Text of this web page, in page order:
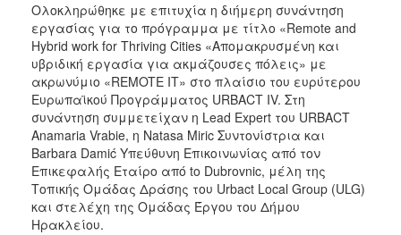
Ολοκληρώθηκε με επιτυχία η διήμερη συνάντηση
εργασίας για το πρόγραμμα με τίτλο «Remote and
Hybrid work for Thriving Cities «Απομακρυσμένη και
υβριδική εργασία για ακμάζουσες πόλεις» με
ακρωνύμιο «REMOTE IT» στο πλαίσιο του ευρύτερου
Ευρωπαϊκού Προγράμματος URBACT IV. Στη
συνάντηση συμμετείχαν η Lead Expert του URBACT
Anamaria Vrabie, η Natasa Miric Συντονίστρια και
Barbara Damić Υπεύθυνη Επικοινωνίας από τον
Επικεφαλής Εταίρο από to Dubrovnic, μέλη της
Τοπικής Ομάδας Δράσης του Urbact Local Group (ULG)
και στελέχη της Ομάδας Έργου του Δήμου
Ηρακλείου.